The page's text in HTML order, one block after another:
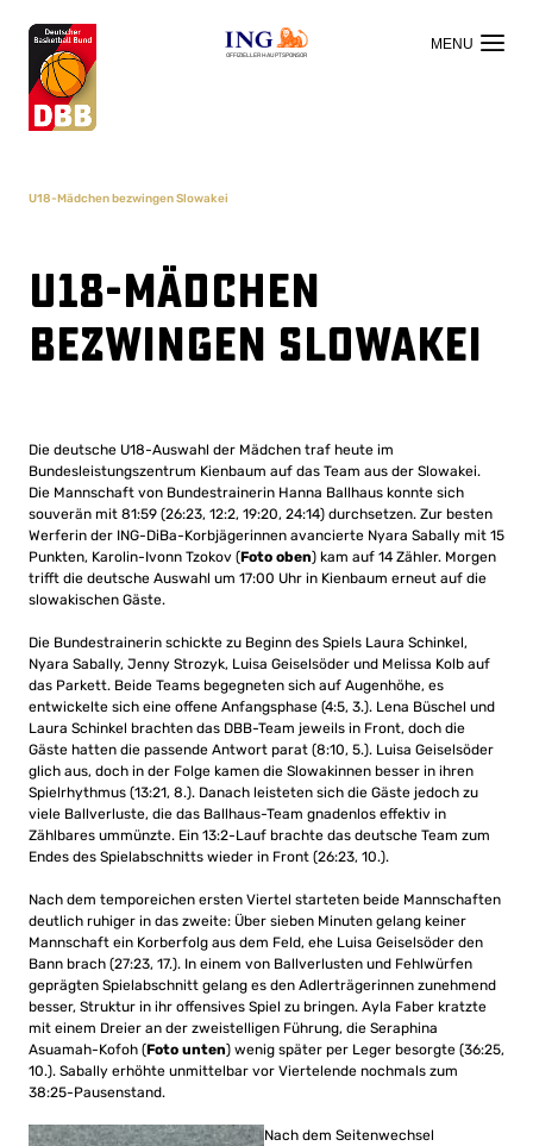
OFFIZIELLER HAUPTSPONSOR
U18-Mädchen bezwingen Slowakei
U18-Mädchen
bezwingen Slowakei
Die deutsche U18-Auswahl der Mädchen traf heute im
Bundesleistungszentrum Kienbaum auf das Team aus der Slowakei.
Die Mannschaft von Bundestrainerin Hanna Ballhaus konnte sich
souverän mit 81:59 (26:23, 12:2, 19:20, 24:14) durchsetzen. Zur besten
Werferin der ING-DiBa-Korbjägerinnen avancierte Nyara Sabally mit 15
Punkten, Karolin-Ivonn Tzokov (Foto oben) kam auf 14 Zähler. Morgen
trifft die deutsche Auswahl um 17:00 Uhr in Kienbaum erneut auf die
slowakischen Gäste.
Die Bundestrainerin schickte zu Beginn des Spiels Laura Schinkel,
Nyara Sabally, Jenny Strozyk, Luisa Geiselsöder und Melissa Kolb auf
das Parkett. Beide Teams begegneten sich auf Augenhöhe, es
entwickelte sich eine offene Anfangsphase (4:5, 3.). Lena Büschel und
Laura Schinkel brachten das DBB-Team jeweils in Front, doch die
Gäste hatten die passende Antwort parat (8:10, 5.). Luisa Geiselsöder
glich aus, doch in der Folge kamen die Slowakinnen besser in ihren
Spielrhythmus (13:21, 8.). Danach leisteten sich die Gäste jedoch zu
viele Ballverluste, die das Ballhaus-Team gnadenlos effektiv in
Zählbares ummünzte. Ein 13:2-Lauf brachte das deutsche Team zum
Endes des Spielabschnitts wieder in Front (26:23, 10.).
Nach dem temporeichen ersten Viertel starteten beide Mannschaften
deutlich ruhiger in das zweite: Über sieben Minuten gelang keiner
Mannschaft ein Korberfolg aus dem Feld, ehe Luisa Geiselsöder den
Bann brach (27:23, 17.). In einem von Ballverlusten und Fehlwürfen
geprägten Spielabschnitt gelang es den Adlerträgerinnen zunehmend
besser, Struktur in ihr offensives Spiel zu bringen. Ayla Faber kratzte
mit einem Dreier an der zweistelligen Führung, die Seraphina
Asuamah-Kofoh (Foto unten) wenig später per Leger besorgte (36:25,
10.). Sabally erhöhte unmittelbar vor Viertelende nochmals zum
38:25-Pausenstand.
Nach dem Seitenwechsel